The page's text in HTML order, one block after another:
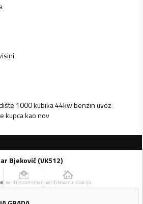
1000 kubika 44kw benzin uvoz
kupca kao nov
Bjeković(VK512)
verifikovan email verifikovana lokacija